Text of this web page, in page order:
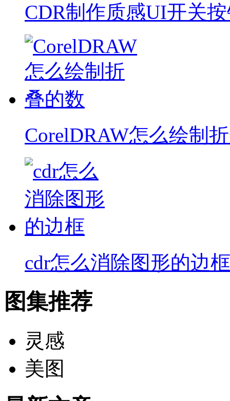
CDR制作质感UI开关
CorelDRAW怎么绘制
cdr怎么消除图形的边框
图集推荐
灵感
美图